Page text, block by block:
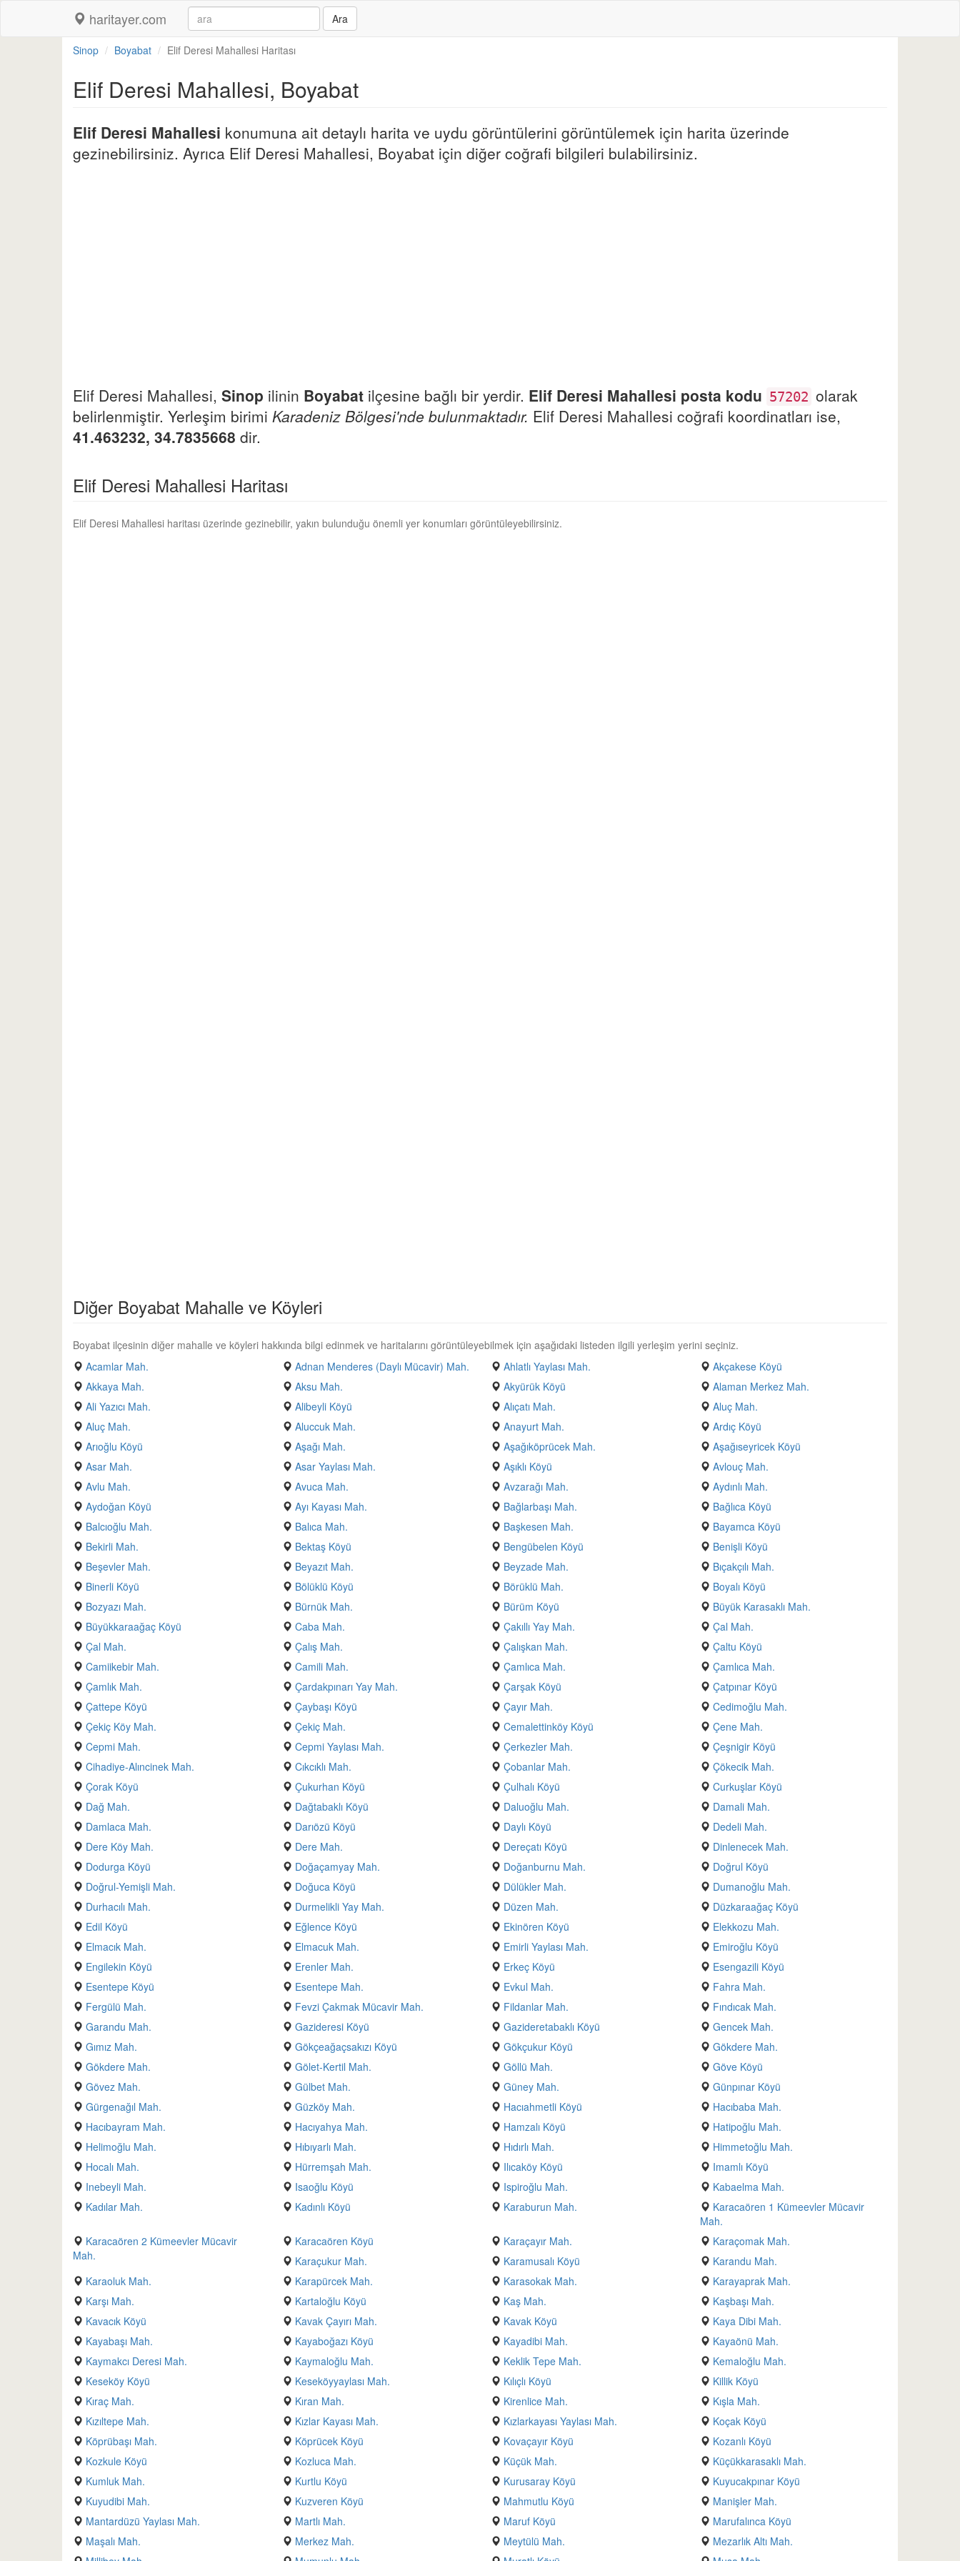
haritayer.com Ara
Sinop Boyabat Elif Deresi Mahallesi Haritası
Elif Deresi Mahallesi, Boyabat
Elif Deresi Mahallesi konumuna ait detaylı harita ve uydu görüntülerini görüntülemek için harita üzerinde
gezinebilirsiniz. Ayrıca Elif Deresi Mahallesi, Boyabat için diğer coğrafi bilgileri bulabilirsiniz.
Elif Deresi Mahallesi, Sinop ilinin Boyabat ilçesine bağlı bir yerdir. Elif Deresi Mahallesi posta kodu 57202 olarak
belirlenmiştir. Yerleşim birimi Karadeniz Bölgesi'nde bulunmaktadır. Elif Deresi Mahallesi coğrafi koordinatları ise,
41.463232, 34.7835668 dir.
Elif Deresi Mahallesi Haritası
Elif Deresi Mahallesi haritası üzerinde gezinebilir, yakın bulunduğu önemli yer konumları görüntüleyebilirsiniz.
Diğer Boyabat Mahalle ve Köyleri
Boyabat ilçesinin diğer mahalle ve köyleri hakkında bilgi edinmek ve haritalarını görüntüleyebilmek için aşağıdaki listeden ilgili yerleşim yerini seçiniz.
Acamlar Mah.
Adnan Menderes (Daylı Mücavir) Mah. Ahlatlı Yaylası Mah.
Akçakese Köyü
Akkaya Mah.
Aksu Mah. Akyürük Köyü
Alaman Merkez Mah.
Ali Yazıcı Mah.
Alibeyli Köyü Alıçatı Mah.
Aluç Mah.
Aluç Mah.
Aluccuk Mah. Anayurt Mah.
Ardıç Köyü
Arıoğlu Köyü
Aşağı Mah. Aşağıköprücek Mah.
Aşağıseyricek Köyü
Asar Mah.
Asar Yaylası Mah. Aşıklı Köyü
Avlouç Mah.
Avlu Mah.
Avuca Mah. Avzarağı Mah.
Aydınlı Mah.
Aydoğan Köyü
Ayı Kayası Mah. Bağlarbaşı Mah.
Bağlıca Köyü
Balcıoğlu Mah.
Balıca Mah. Başkesen Mah.
Bayamca Köyü
Bekirli Mah.
Bektaş Köyü Bengübelen Köyü
Benişli Köyü
Beşevler Mah.
Beyazıt Mah. Beyzade Mah.
Bıçakçılı Mah.
Binerli Köyü
Bölüklü Köyü Börüklü Mah.
Boyalı Köyü
Bozyazı Mah.
Bürnük Mah. Bürüm Köyü
Büyük Karasaklı Mah.
Büyükkaraağaç Köyü
Caba Mah. Çakıllı Yay Mah.
Çal Mah.
Çal Mah.
Çalış Mah. Çalışkan Mah.
Çaltu Köyü
Camiikebir Mah.
Camili Mah. Çamlıca Mah.
Çamlıca Mah.
Çamlık Mah.
Çardakpınarı Yay Mah. Çarşak Köyü
Çatpınar Köyü
Çattepe Köyü
Çaybaşı Köyü Çayır Mah.
Cedimoğlu Mah.
Çekiç Köy Mah.
Çekiç Mah. Cemalettinköy Köyü
Çene Mah.
Cepmi Mah.
Cepmi Yaylası Mah. Çerkezler Mah.
Çeşnigir Köyü
Cihadiye-Alıncinek Mah.
Cıkcıklı Mah. Çobanlar Mah.
Çökecik Mah.
Çorak Köyü
Çukurhan Köyü Çulhalı Köyü
Curkuşlar Köyü
Dağ Mah.
Dağtabaklı Köyü Daluoğlu Mah.
Damali Mah.
Damlaca Mah.
Darıözü Köyü Daylı Köyü
Dedeli Mah.
Dere Köy Mah.
Dere Mah. Dereçatı Köyü
Dinlenecek Mah.
Dodurga Köyü
Doğaçamyay Mah. Doğanburnu Mah.
Doğrul Köyü
Doğrul-Yemişli Mah.
Doğuca Köyü Dülükler Mah.
Dumanoğlu Mah.
Durhacılı Mah.
Durmelikli Yay Mah. Düzen Mah.
Düzkaraağaç Köyü
Edil Köyü
Eğlence Köyü Ekinören Köyü
Elekkozu Mah.
Elmacık Mah.
Elmacuk Mah. Emirli Yaylası Mah.
Emiroğlu Köyü
Engilekin Köyü
Erenler Mah. Erkeç Köyü
Esengazili Köyü
Esentepe Köyü
Esentepe Mah. Evkul Mah.
Fahra Mah.
Fergülü Mah.
Fevzi Çakmak Mücavir Mah. Fildanlar Mah.
Fındıcak Mah.
Garandu Mah.
Gazideresi Köyü Gazideretabaklı Köyü
Gencek Mah.
Gımız Mah.
Gökçeağaçsakızı Köyü Gökçukur Köyü
Gökdere Mah.
Gökdere Mah.
Gölet-Kertil Mah. Göllü Mah.
Göve Köyü
Gövez Mah.
Gülbet Mah. Güney Mah.
Günpınar Köyü
Gürgenağıl Mah.
Güzköy Mah. Hacıahmetli Köyü
Hacıbaba Mah.
Hacıbayram Mah.
Hacıyahya Mah. Hamzalı Köyü
Hatipoğlu Mah.
Helimoğlu Mah.
Hıbıyarlı Mah. Hıdırlı Mah.
Himmetoğlu Mah.
Hocalı Mah.
Hürremşah Mah. Ilıcaköy Köyü
Imamlı Köyü
Inebeyli Mah.
Isaoğlu Köyü Ispiroğlu Mah.
Kabaelma Mah.
Kadılar Mah.
Kadınlı Köyü Karaburun Mah.
Karacaören 1 Kümeevler Mücavir
Mah.
Karacaören 2 Kümeevler Mücavir
Mah.
Karacaören Köyü Karaçayır Mah.
Karaçomak Mah.
Karaçukur Mah.
Karamusalı Köyü
Karandu Mah.
Karaoluk Mah.
Karapürcek Mah. Karasokak Mah.
Karayaprak Mah.
Karşı Mah.
Kartaloğlu Köyü Kaş Mah.
Kaşbaşı Mah.
Kavacık Köyü
Kavak Çayırı Mah. Kavak Köyü
Kaya Dibi Mah.
Kayabaşı Mah.
Kayaboğazı Köyü Kayadibi Mah.
Kayaönü Mah.
Kaymakcı Deresi Mah.
Kaymaloğlu Mah. Keklik Tepe Mah.
Kemaloğlu Mah.
Keseköy Köyü
Keseköyyaylası Mah. Kılıçlı Köyü
Killik Köyü
Kıraç Mah.
Kıran Mah. Kirenlice Mah.
Kışla Mah.
Kızıltepe Mah.
Kızlar Kayası Mah. Kızlarkayası Yaylası Mah.
Koçak Köyü
Köprübaşı Mah.
Köprücek Köyü Kovaçayır Köyü
Kozanlı Köyü
Kozkule Köyü
Kozluca Mah. Küçük Mah.
Küçükkarasaklı Mah.
Kumluk Mah.
Kurtlu Köyü Kurusaray Köyü
Kuyucakpınar Köyü
Kuyudibi Mah.
Kuzveren Köyü Mahmutlu Köyü
Manişler Mah.
Mantardüzü Yaylası Mah.
Martlı Mah. Maruf Köyü
Marufalınca Köyü
Maşalı Mah.
Merkez Mah. Meytülü Mah.
Mezarlık Altı Mah.